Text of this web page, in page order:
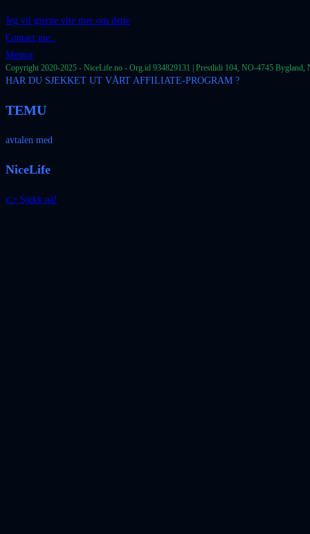
Jeg vil gjerne vite mer om dette
Contact me..
Mentor
Copyright 2020-2025 - NiceLife.no - Org.id 934829131 | Prestlidi 104, NO-4745
HAR DU SJEKKET UT VÅRT AFFILIATE-PROGRAM ?
TEMU
avtalen med
NiceLife
👉 Sjekk nå!